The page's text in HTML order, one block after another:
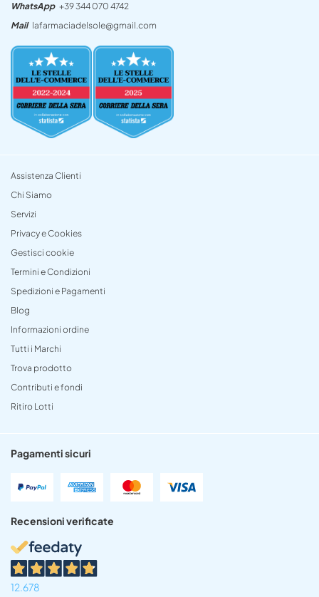
WhatsApp +39 344 070 4742
Mail lafarmaciadelsole@gmail.com
Assistenza Clienti
Chi Siamo
Servizi
Privacy e Cookies
Gestisci cookie
Termini e Condizioni
Spedizioni e Pagamenti
Blog
Informazioni ordine
Tutti i Marchi
Trova prodotto
Contributi e fondi
Ritiro Lotti
Pagamenti sicuri
Recensioni verificate
12.678